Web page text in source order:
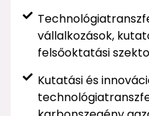
vállalkozások,
felsőoktatási
Kutatási és